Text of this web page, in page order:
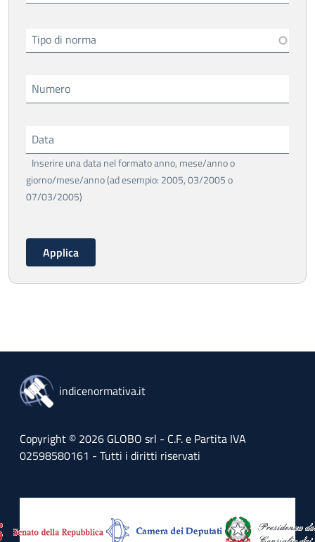
Tipo di norma
Numero
Data
Inserire una data nel formato anno, mese/anno o
giorno/mese/anno (ad esempio: 2005, 03/2005 o
07/03/2005)
indicenormativa.it
Copyright © 2026 GLOBO srl - C.F. e Partita IVA
02598580161 - Tutti i diritti riservati